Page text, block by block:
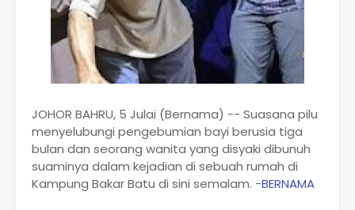
JOHOR BAHRU, 5 Julai (Bernama) -- Suasana pilu
menyelubungi pengebumian bayi berusia tiga
bulan dan seorang wanita yang disyaki dibunuh
suaminya dalam kejadian di sebuah rumah di
Kampung Bakar Batu di sini semalam. -BERNAMA